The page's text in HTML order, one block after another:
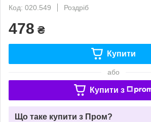
Код: 020.549
Роздріб
478 ₴
Купити
або
Купити з
Що таке купити з Пром?